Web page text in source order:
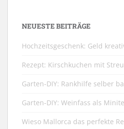
NEUESTE BEITRÄGE
Hochzeitsgeschenk: Geld
Rezept: Kirschkuchen mit
Garten-DIY: Rankhilfe selber
Garten-DIY: Weinfass als
Wieso Mallorca das perfekte